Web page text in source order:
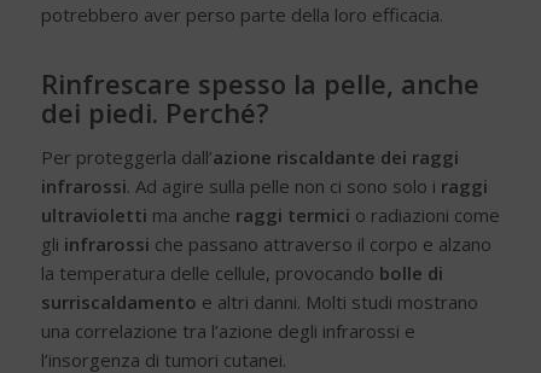
potrebbero aver perso parte della loro efficacia.
Rinfrescare spesso la pelle, anche
dei piedi. Perché?
Per proteggerla dall’azione riscaldante dei raggi
infrarossi. Ad agire sulla pelle non ci sono solo i raggi
ultravioletti ma anche raggi termici o radiazioni come
gli infrarossi che passano attraverso il corpo e alzano
la temperatura delle cellule, provocando bolle di
surriscaldamento e altri danni. Molti studi mostrano
una correlazione tra l’azione degli infrarossi e
l’insorgenza di tumori cutanei.